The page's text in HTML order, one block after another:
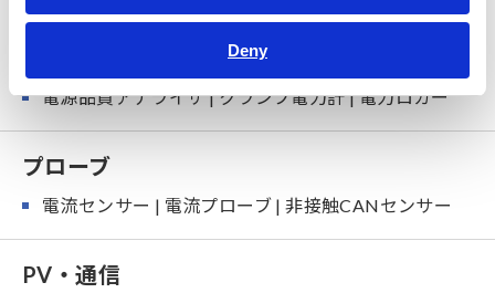
Deny
電力計
パワーメータ | パワーアナライザ | 電力計
電源品質アナライザ | クランプ電力計 | 電力ロガー
プローブ
電流センサー | 電流プローブ | 非接触CANセンサー
PV・通信